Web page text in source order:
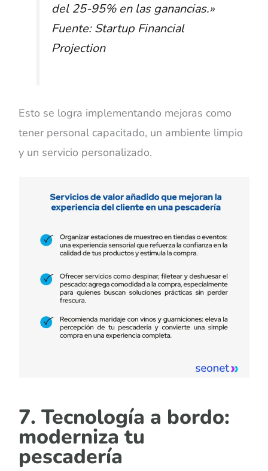
del 25-95% en las ganancias.»
Fuente: Startup Financial
Projection
Esto se logra implementando mejoras como
tener personal capacitado, un ambiente limpio
y un servicio personalizado.
7. Tecnología a bordo:
moderniza tu
pescadería